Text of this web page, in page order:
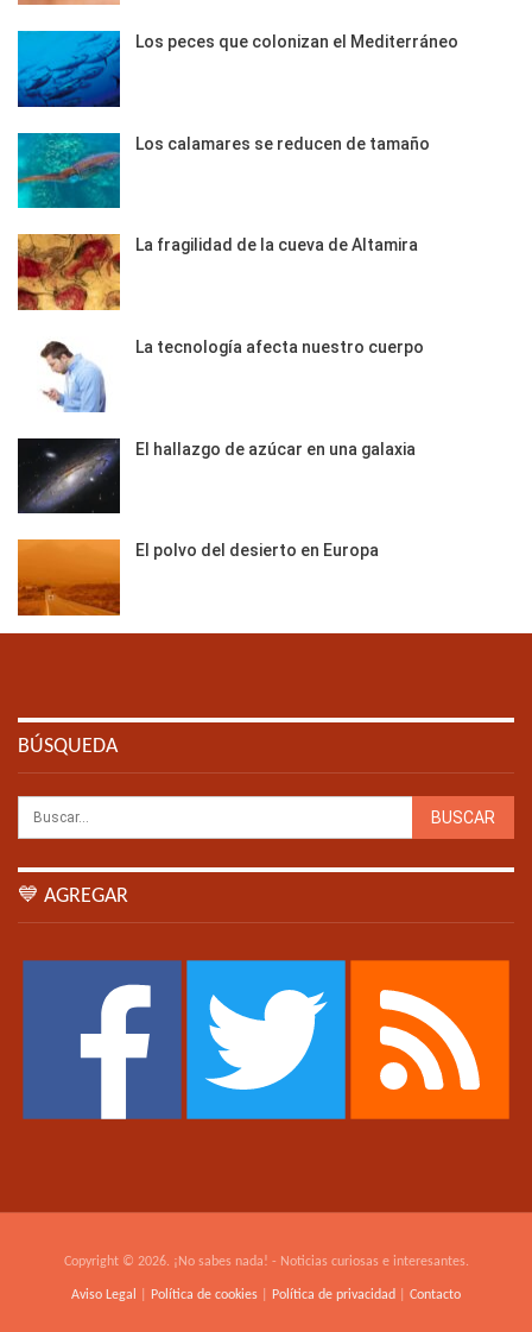
Los peces que colonizan el Mediterráneo
Los calamares se reducen de tamaño
La fragilidad de la cueva de Altamira
La tecnología afecta nuestro cuerpo
El hallazgo de azúcar en una galaxia
El polvo del desierto en Europa
BÚSQUEDA
💙 AGREGAR
Copyright © 2026. ¡No sabes nada! - Noticias curiosas e interesantes.
Aviso Legal Política de cookies Política de privacidad Contacto